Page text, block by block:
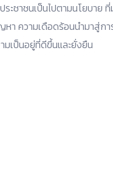
ระชาชนเป็นไปตามนโยบา
ความเดือดร้อนนำมาสู่กา
มเป็นอยู่ที่ดีขึ้นและยั่งยืน